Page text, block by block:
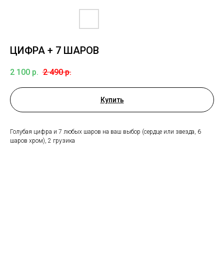
ЦИФРА + 7 ШАРОВ
2 100 р. 2 490 р.
Купить
Голубая цифра и 7 любых шаров на ваш выбор (сердце или звезда, 6
шаров хром), 2 грузика